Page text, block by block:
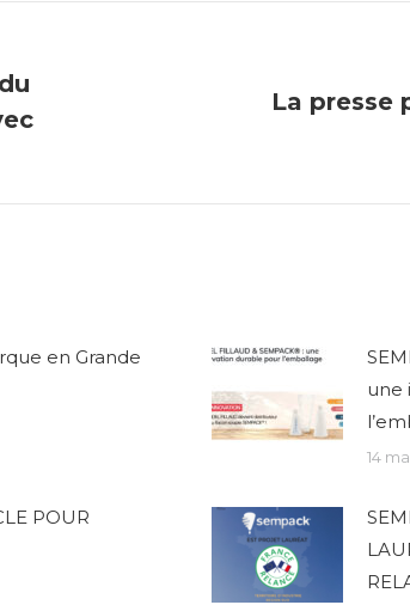
La presse
en Grande
une
14
POUR